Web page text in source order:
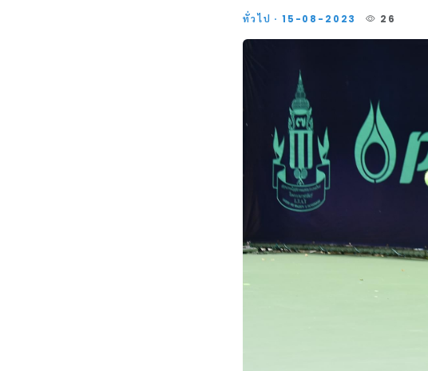
ทั่วไป · 15-08-2023 26